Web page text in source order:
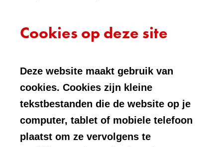
Cookies op deze site
Deze website maakt gebruik van
cookies. Cookies zijn kleine
tekstbestanden die de website op je
computer, tablet of mobiele telefoon
plaatst om ze vervolgens te